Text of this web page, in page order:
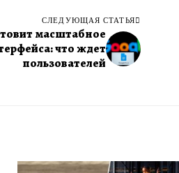
СЛЕДУЮЩАЯ СТАТЬЯ
масштабное
что ждет
пользователей